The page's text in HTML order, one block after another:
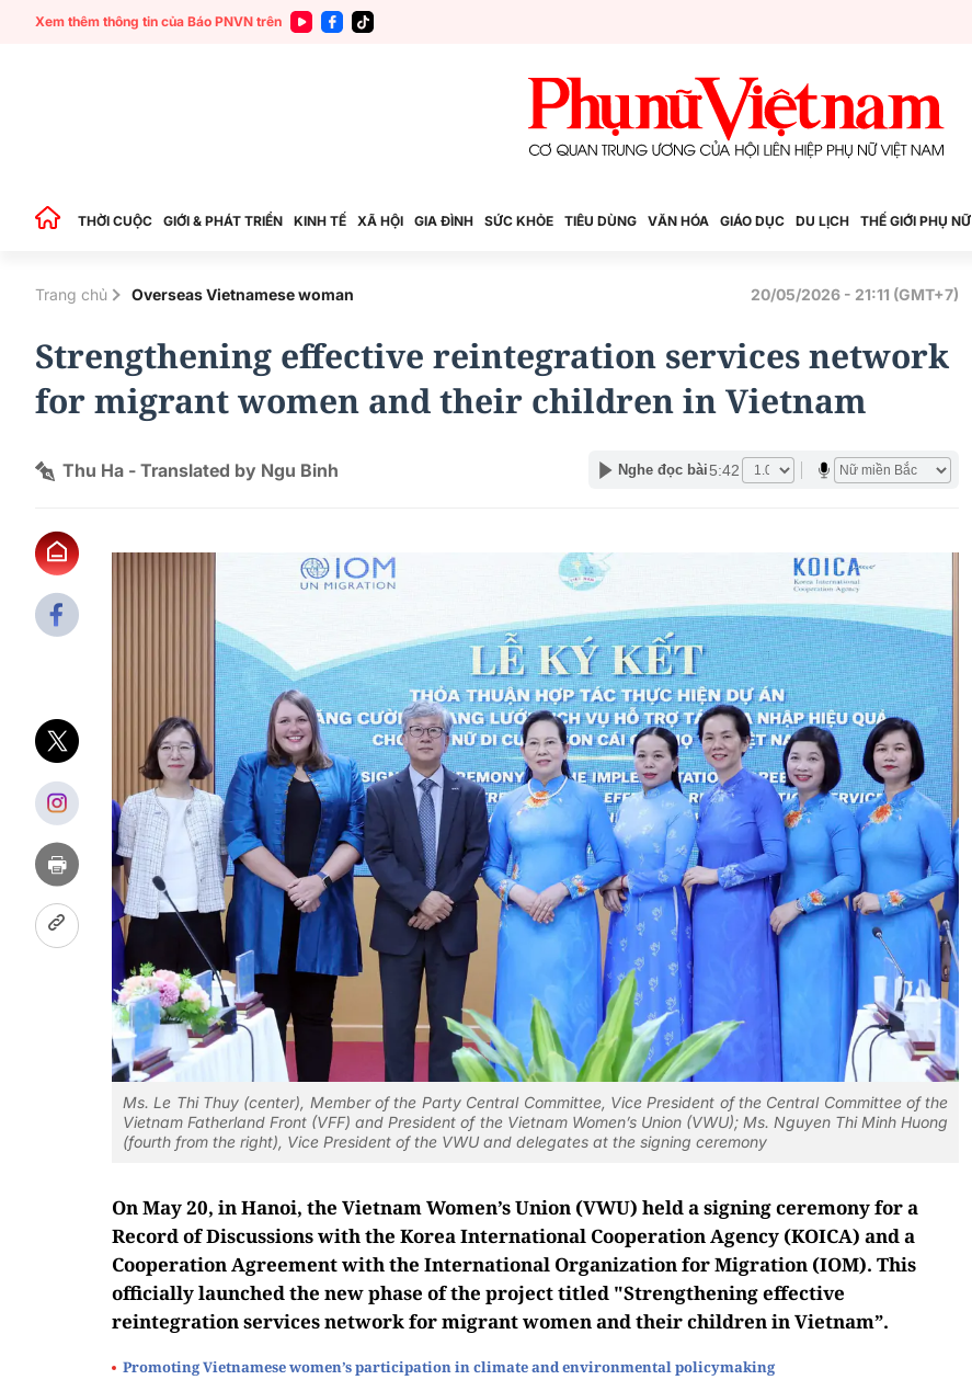
Xem thêm thông tin của Báo PNVN trên
THỜI CUỘC GIỚI & PHÁT TRIỂN KINH TẾ XÃ HỘI GIA ĐÌNH SỨC KHỎE TIÊU DÙNG VĂN HÓA GIÁO DỤC DU LỊCH THẾ GIỚI PHỤ NỮ
Trang chủ Overseas Vietnamese woman 20/05/2026 - 21:11 (GMT+7)
Strengthening effective reintegration services network
for migrant women and their children in Vietnam
Thu Ha - Translated by Ngu Binh Nghe đọc bài 5:42
Ms. Le Thi Thuy (center), Member of the Party Central Committee, Vice President of the Central Committee of the
Vietnam Fatherland Front (VFF) and President of the Vietnam Women’s Union (VWU); Ms. Nguyen Thi Minh Huong
(fourth from the right), Vice President of the VWU and delegates at the signing ceremony
On May 20, in Hanoi, the Vietnam Women’s Union (VWU) held a signing ceremony for a
Record of Discussions with the Korea International Cooperation Agency (KOICA) and a
Cooperation Agreement with the International Organization for Migration (IOM). This
officially launched the new phase of the project titled "Strengthening effective
reintegration services network for migrant women and their children in Vietnam”.
Promoting Vietnamese women’s participation in climate and environmental policymaking